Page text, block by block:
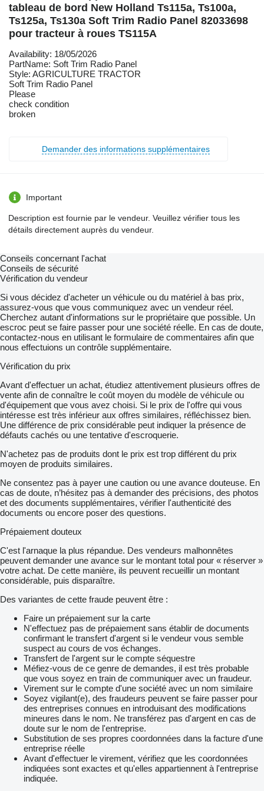
tableau de bord New Holland Ts115a, Ts100a,
Ts125a, Ts130a Soft Trim Radio Panel 82033698
pour tracteur à roues TS115A
Availability: 18/05/2026
PartName: Soft Trim Radio Panel
Style: AGRICULTURE TRACTOR
Soft Trim Radio Panel
Please
check condition
broken
Demander des informations supplémentaires
Important
Description est fournie par le vendeur. Veuillez vérifier tous les
détails directement auprès du vendeur.
Conseils concernant l'achat
Conseils de sécurité
Vérification du vendeur
Si vous décidez d'acheter un véhicule ou du matériel à bas prix,
assurez-vous que vous communiquez avec un vendeur réel.
Cherchez autant d'informations sur le propriétaire que possible. Un
escroc peut se faire passer pour une société réelle. En cas de doute,
contactez-nous en utilisant le formulaire de commentaires afin que
nous effectuions un contrôle supplémentaire.
Vérification du prix
Avant d'effectuer un achat, étudiez attentivement plusieurs offres de
vente afin de connaître le coût moyen du modèle de véhicule ou
d'équipement que vous avez choisi. Si le prix de l'offre qui vous
intéresse est très inférieur aux offres similaires, réfléchissez bien.
Une différence de prix considérable peut indiquer la présence de
défauts cachés ou une tentative d'escroquerie.
N'achetez pas de produits dont le prix est trop différent du prix
moyen de produits similaires.
Ne consentez pas à payer une caution ou une avance douteuse. En
cas de doute, n’hésitez pas à demander des précisions, des photos
et des documents supplémentaires, vérifier l'authenticité des
documents ou encore poser des questions.
Prépaiement douteux
C'est l'arnaque la plus répandue. Des vendeurs malhonnêtes
peuvent demander une avance sur le montant total pour « réserver »
votre achat. De cette manière, ils peuvent recueillir un montant
considérable, puis disparaître.
Des variantes de cette fraude peuvent être :
Faire un prépaiement sur la carte
N'effectuez pas de prépaiement sans établir de documents
confirmant le transfert d'argent si le vendeur vous semble
suspect au cours de vos échanges.
Transfert de l'argent sur le compte séquestre
Méfiez-vous de ce genre de demandes, il est très probable
que vous soyez en train de communiquer avec un fraudeur.
Virement sur le compte d'une société avec un nom similaire
Soyez vigilant(e), des fraudeurs peuvent se faire passer pour
des entreprises connues en introduisant des modifications
mineures dans le nom. Ne transférez pas d'argent en cas de
doute sur le nom de l'entreprise.
Substitution de ses propres coordonnées dans la facture d'une
entreprise réelle
Avant d'effectuer le virement, vérifiez que les coordonnées
indiquées sont exactes et qu'elles appartiennent à l'entreprise
indiquée.